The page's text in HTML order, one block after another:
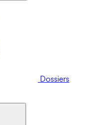
Dossiers